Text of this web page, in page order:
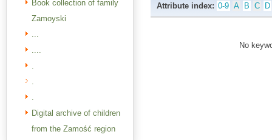
Book collection of family
Zamoyski
...
....
.
.
.
Digital archive of children
from the Zamość region
Attribute index: 0-9 A B C D
No